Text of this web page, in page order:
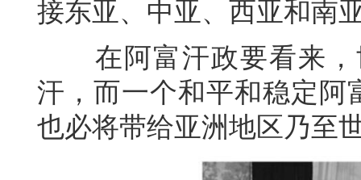
接东亚、中亚、西亚和南
在阿富汗政要看来，
汗，而一个和平和稳定阿
也必将带给亚洲地区乃至